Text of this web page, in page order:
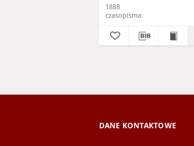
1888
czasopisma
DANE KONTAKTOWE